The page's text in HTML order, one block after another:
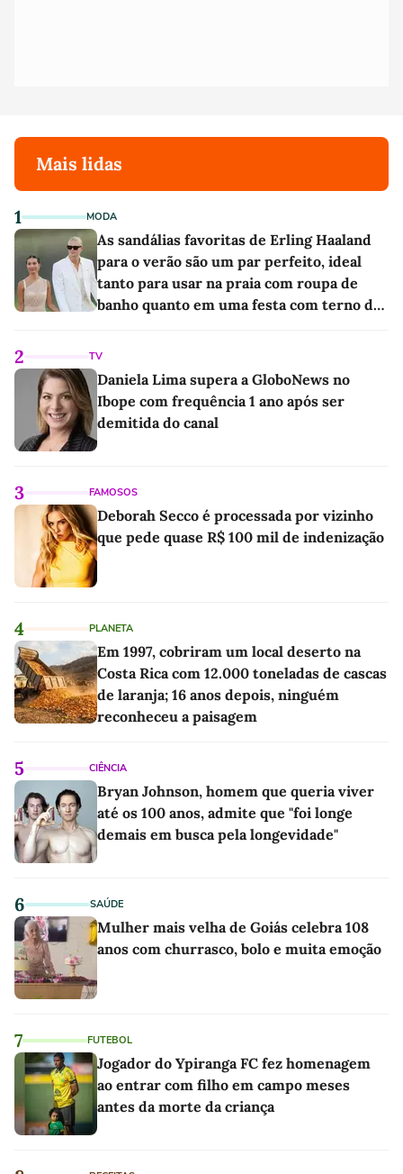
Mais lidas
1 MODA
As sandálias favoritas de Erling Haaland
para o verão são um par perfeito, ideal
tanto para usar na praia com roupa de
banho quanto em uma festa com terno de
2 TV
Daniela Lima supera a GloboNews no
Ibope com frequência 1 ano após ser
demitida do canal
3 FAMOSOS
Deborah Secco é processada por vizinho
que pede quase R$ 100 mil de indenização
4 PLANETA
Em 1997, cobriram um local deserto na
Costa Rica com 12.000 toneladas de cascas
de laranja; 16 anos depois, ninguém
reconheceu a paisagem
5 CIÊNCIA
Bryan Johnson, homem que queria viver
até os 100 anos, admite que "foi longe
demais em busca pela longevidade"
6 SAÚDE
Mulher mais velha de Goiás celebra 108
anos com churrasco, bolo e muita emoção
7 FUTEBOL
Jogador do Ypiranga FC fez homenagem
ao entrar com filho em campo meses
antes da morte da criança